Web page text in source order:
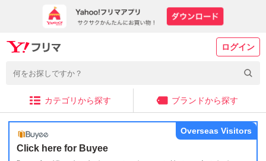
ログイン
カテゴリから探す ブランドから探す
Click here for Buyee
Overseas Visitors